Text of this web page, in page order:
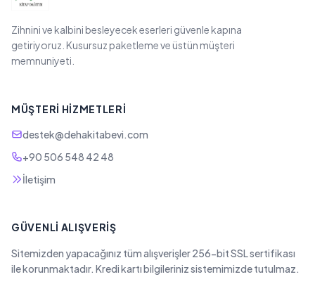
Zihnini ve kalbini besleyecek eserleri güvenle kapına
getiriyoruz. Kusursuz paketleme ve üstün müşteri
memnuniyeti.
MÜŞTERI HIZMETLERI
destek@dehakitabevi.com
+90 506 548 42 48
İletişim
GÜVENLI ALIŞVERIŞ
Sitemizden yapacağınız tüm alışverişler 256-bit SSL sertifikası
ile korunmaktadır. Kredi kartı bilgileriniz sistemimizde tutulmaz.